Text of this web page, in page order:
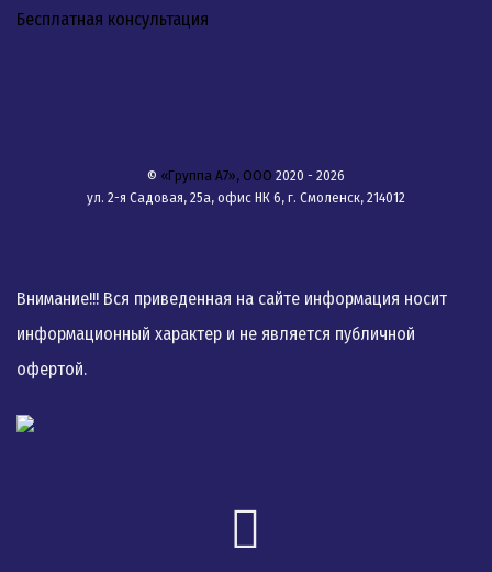
Бесплатная консультация
© «Группа А7», ООО 2020 - 2026
ул. 2-я Садовая, 25а, офис НК 6, г. Смоленск, 214012
Внимание!!! Вся приведенная на сайте информация носит
информационный характер и не является публичной
офертой.